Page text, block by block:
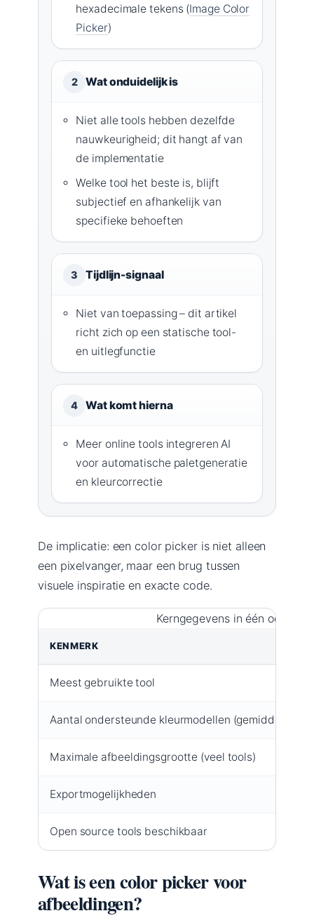
hexadecimale tekens (Image Color
Picker)
2 Wat onduidelijk is
Niet alle tools hebben dezelfde
nauwkeurigheid; dit hangt af van
de implementatie
Welke tool het beste is, blijft
subjectief en afhankelijk van
specifieke behoeften
3 Tijdlijn-signaal
Niet van toepassing – dit artikel
richt zich op een statische tool-
en uitlegfunctie
4 Wat komt hierna
Meer online tools integreren AI
voor automatische paletgeneratie
en kleurcorrectie
De implicatie: een color picker is niet alleen
een pixelvanger, maar een brug tussen
visuele inspiratie en exacte code.
Kerngegevens in één
KENMERK
Meest gebruikte tool
Aantal ondersteunde kleurmodellen (gemiddeld)
Maximale afbeeldingsgrootte (veel tools)
Exportmogelijkheden
Open source tools beschikbaar
Wat is een color picker voor
afbeeldingen?